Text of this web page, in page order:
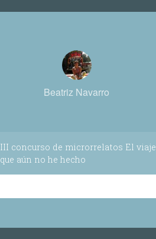
Beatriz Navarro
III concurso de microrrelatos El viaje
que aún no he hecho